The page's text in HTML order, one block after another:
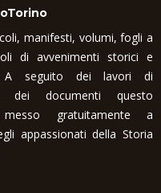
manifesti, volumi, fogli a
di avvenimenti storici e
A seguito dei lavori di
dei documenti questo
gratuitamente a
appassionati della Storia